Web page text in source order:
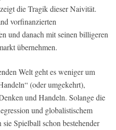
die Tragik dieser Naivität.
vorfinanzierten
und danach mit seinen billigeren
übernehmen.
Welt geht es weniger um
(oder umgekehrt),
und Handeln. Solange die
und globalistischem
Spielball schon bestehender